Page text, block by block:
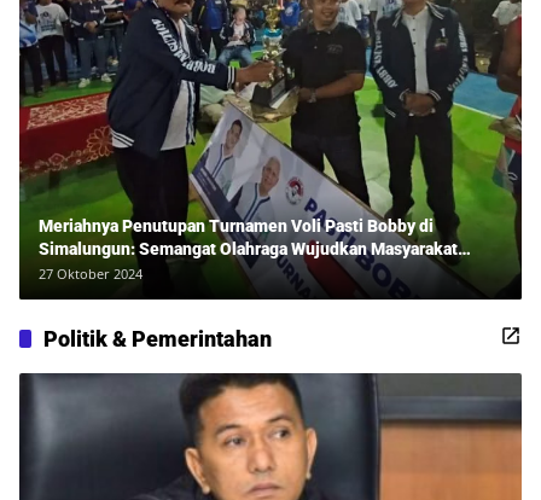
Meriahnya Penutupan Turnamen Voli Pasti Bobby di
Simalungun: Semangat Olahraga Wujudkan Masyarakat
Sehat Bersama Erwan Rozadi dan Ribuan Penonton!
27 Oktober 2024
Politik & Pemerintahan